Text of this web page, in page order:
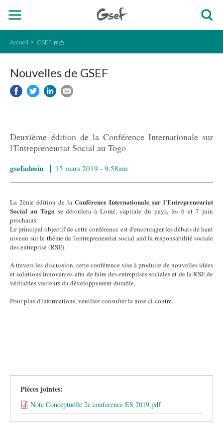
Accueil GSEF 뉴스
Nouvelles de GSEF
Deuxième édition de la Conférence Internationale sur
l'Entrepreneuriat Social au Togo
gsefadmin 15 mars 2019 - 9:58am
La 2ème édition de la Conférence Internationale sur l'Entrepreneuriat
Social au Togo se déroulera à Lomé, capitale du pays, les 6 et 7 juin
prochains.
Le principal objectif de cette conférence est d'encourager les débats de haut
niveau sur le thème de l'entrepreneuriat social and la responsabilité sociale
des entreprise (RSE).
A travers les discussion, cette conférence vise à produire de nouvelles idées
et solutions innovantes afin de faire des entreprises sociales et de la RSE de
véritables vecteurs du développement durable.
Pour plus d'informations, veuillez consulter la note ci-contre.
Pièces jointes:
Note Conceptuelle 2e conference ES 2019.pdf